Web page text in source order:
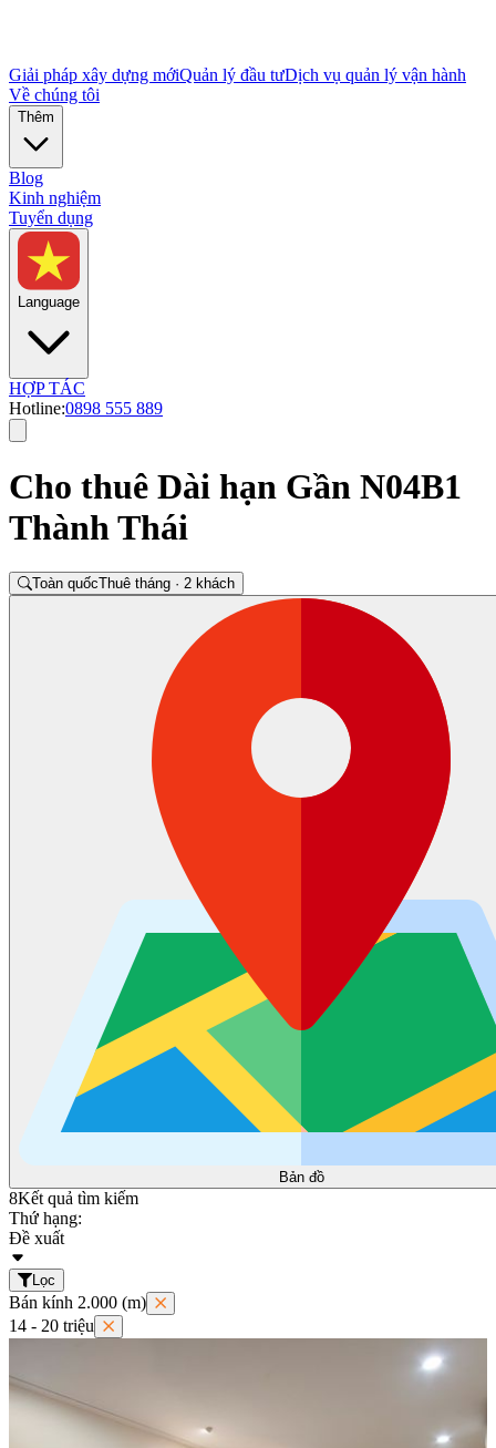
Giải pháp xây dựng mớiQuản lý đầu tưDịch vụ quản lý vận hành
Về chúng tôi
Thêm
Blog
Kinh nghiệm
Tuyển dụng
Language
HỢP TÁC
Hotline:0898 555 889
Cho thuê Dài hạn Gần N04B1
Thành Thái
Toàn quốcThuê tháng · 2 khách
Bản đồ
8Kết quả tìm kiếm
Thứ hạng:
Đề xuất
Lọc
Bán kính 2.000 (m)
14 - 20 triệu